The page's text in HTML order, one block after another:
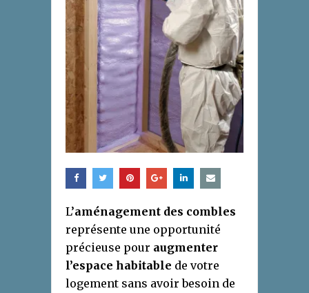
L’aménagement des combles
représente une opportunité
précieuse pour augmenter
l’espace habitable de votre
logement sans avoir besoin de